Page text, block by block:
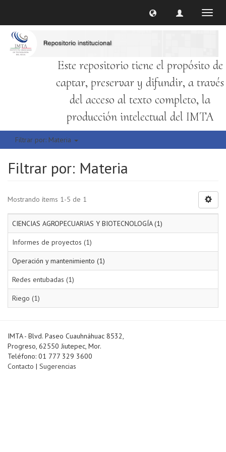
Este repositorio tiene el propósito de
captar, preservar y difundir, a través
del acceso al texto completo, la
producción intelectual del IMTA
Filtrar por: Materia
Filtrar por: Materia
Mostrando ítems 1-5 de 1
CIENCIAS AGROPECUARIAS Y BIOTECNOLOGÍA (1)
Informes de proyectos (1)
Operación y mantenimiento (1)
Redes entubadas (1)
Riego (1)
IMTA - Blvd. Paseo Cuauhnáhuac 8532,
Progreso, 62550 Jiutepec, Mor.
Teléfono: 01 777 329 3600
Contacto | Sugerencias